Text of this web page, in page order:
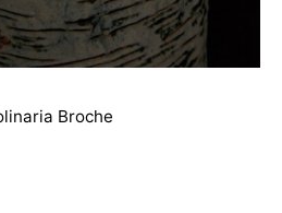
Broche